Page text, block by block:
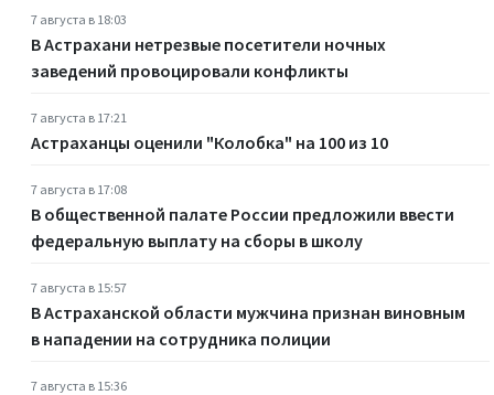
7 августа в 18:03
В Астрахани нетрезвые посетители ночных
заведений провоцировали конфликты
7 августа в 17:21
Астраханцы оценили "Колобка" на 100 из 10
7 августа в 17:08
В общественной палате России предложили ввести
федеральную выплату на сборы в школу
7 августа в 15:57
В Астраханской области мужчина признан виновным
в нападении на сотрудника полиции
7 августа в 15:36